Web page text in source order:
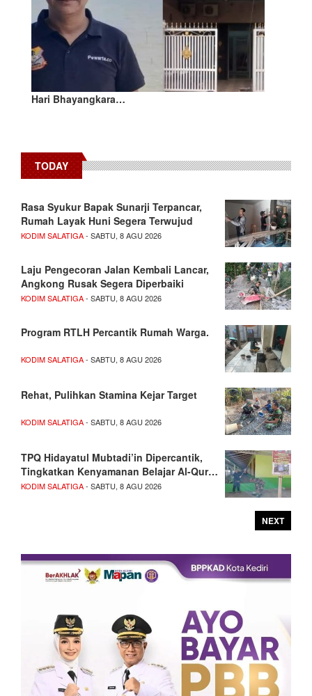
Hari Bhayangkara…
TODAY
Rasa Syukur Bapak Sunarji Terpancar,
Rumah Layak Huni Segera Terwujud
KODIM SALATIGA- SABTU, 8 AGU 2026
Laju Pengecoran Jalan Kembali Lancar,
Angkong Rusak Segera Diperbaiki
KODIM SALATIGA- SABTU, 8 AGU 2026
Program RTLH Percantik Rumah Warga.
KODIM SALATIGA- SABTU, 8 AGU 2026
Rehat, Pulihkan Stamina Kejar Target
KODIM SALATIGA- SABTU, 8 AGU 2026
TPQ Hidayatul Mubtadi’in Dipercantik,
Tingkatkan Kenyamanan Belajar Al-Qur…
KODIM SALATIGA- SABTU, 8 AGU 2026
NEXT